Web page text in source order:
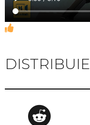
DISTRIBUIE